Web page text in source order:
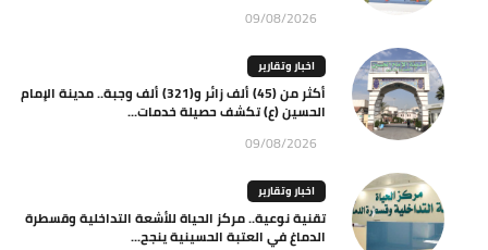
09/08/2026
اخبار وتقارير
أكثر من (45) ألف زائر و(321) ألف وجبة.. مدينة الإمام
الحسين (ع) تكشف حصيلة خدمات...
09/08/2026
اخبار وتقارير
تقنية نوعية.. مركز الحياة للأشعة التداخلية وقسطرة
الدماغ في العتبة الحسينية ينجح...